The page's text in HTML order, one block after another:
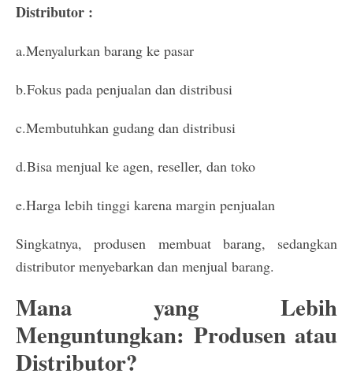
Distributor :
a.Menyalurkan barang ke pasar
b.Fokus pada penjualan dan distribusi
c.Membutuhkan gudang dan distribusi
d.Bisa menjual ke agen, reseller, dan toko
e.Harga lebih tinggi karena margin penjualan
Singkatnya, produsen membuat barang, sedangkan
distributor menyebarkan dan menjual barang.
Mana yang Lebih
Menguntungkan: Produsen atau
Distributor?